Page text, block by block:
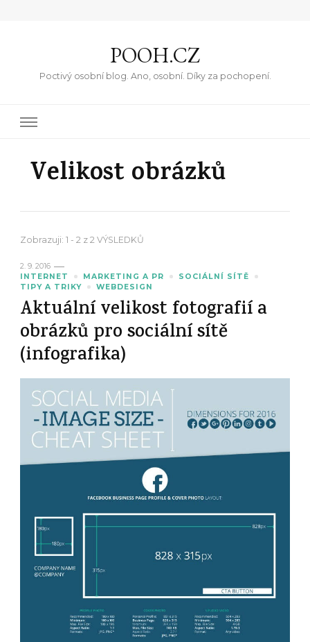
POOH.CZ
Poctivý osobní blog. Ano, osobní. Díky za pochopení.
Velikost obrázků
Zobrazuji: 1 - 2 z 2 VÝSLEDKŮ
2. 9. 2016
INTERNET
MARKETING A PR
SOCIÁLNÍ SÍTĚ
TIPY A TRIKY
WEBDESIGN
Aktuální velikost fotografií a
obrázků pro sociální sítě
(infografika)